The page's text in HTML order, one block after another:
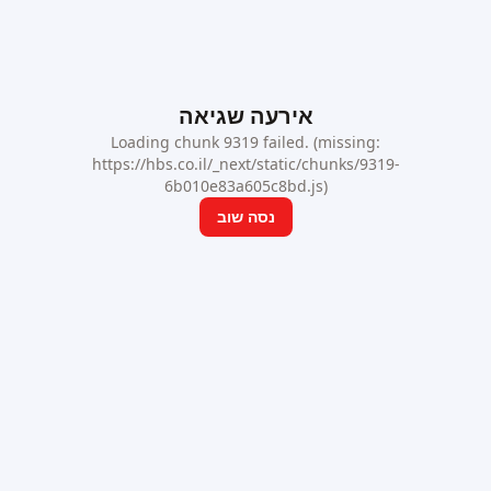
אירעה שגיאה
Loading chunk 9319 failed. (missing:
https://hbs.co.il/_next/static/chunks/9319-
6b010e83a605c8bd.js)